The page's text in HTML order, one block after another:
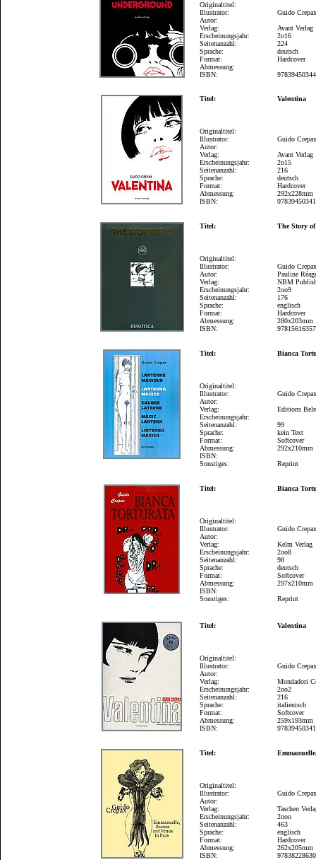
Originaltitel:
Illustrator:
Autor:
Verlag:
Erscheinungsjahr:
Seitenanzahl:
Sprache:
Format:
Abmessung:
ISBN:
Guido
Avant Verlag
2o16
224
deutsch
Hardcover
Titel: Valentina
Originaltitel:
Illustrator:
Autor:
Verlag:
Erscheinungsjahr:
Seitenanzahl:
Sprache:
Format:
Abmessung:
ISBN:
Guido
Avant Verlag
2o15
216
deutsch
Hardcover
292x228mm
Titel: The Story
Originaltitel:
Illustrator:
Autor:
Verlag:
Erscheinungsjahr:
Seitenanzahl:
Sprache:
Format:
Abmessung:
ISBN:
Guido
Pauline
NBM
2oo9
176
englisch
Hardcover
280x203mm
Titel: Bianca
Originaltitel:
Illustrator:
Autor:
Verlag:
Erscheinungsjahr:
Seitenanzahl:
Sprache:
Format:
Abmessung:
ISBN:
Sonstiges:
Guido
Editions
99
kein Text
Softcover
292x210mm
Reprint
Titel: Bianca
Originaltitel:
Illustrator:
Autor:
Verlag:
Erscheinungsjahr:
Seitenanzahl:
Sprache:
Format:
Abmessung:
ISBN:
Sonstiges:
Guido
Kelm Verlag
2oo8
98
deutsch
Softcover
297x210mm
Reprint
Titel: Valentina
Originaltitel:
Illustrator:
Autor:
Verlag:
Erscheinungsjahr:
Seitenanzahl:
Sprache:
Format:
Abmessung:
ISBN:
Guido
Mondadori
2oo2
216
italienisch
Softcover
259x193mm
Titel:
Originaltitel:
Illustrator:
Autor:
Verlag:
Erscheinungsjahr:
Seitenanzahl:
Sprache:
Format:
Abmessung:
ISBN:
Guido
Taschen
2ooo
463
englisch
Hardcover
262x205mm